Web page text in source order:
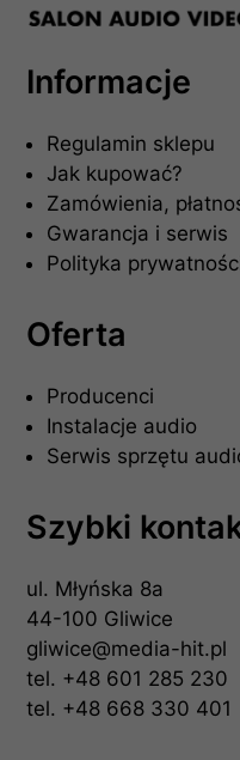
Informacje
Regulamin sklepu
Jak kupować?
Zamówienia,
Gwarancja i serwis
Polityka
Oferta
Producenci
Instalacje audio
Serwis sprzętu
Szybki
ul. Młyńska 8a
44-100 Gliwice
gliwice@media-hit.pl
tel. +48 601 285 230
tel. +48 668 330 401